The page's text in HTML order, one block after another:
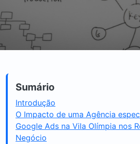
Sumário
Introdução
O Impacto de uma Agência
Google Ads na Vila Olímpia nos
Negócio